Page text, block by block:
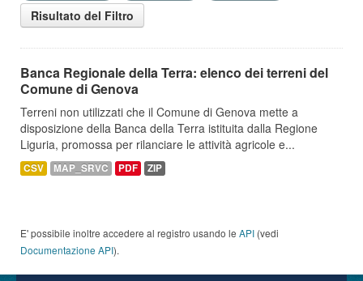
Risultato del Filtro
Banca Regionale della Terra: elenco dei terreni del
Comune di Genova
Terreni non utilizzati che il Comune di Genova mette a
disposizione della Banca della Terra istituita dalla Regione
Liguria, promossa per rilanciare le attività agricole e...
CSV MAP_SRVC PDF ZIP
E' possibile inoltre accedere al registro usando le API (vedi
Documentazione API).